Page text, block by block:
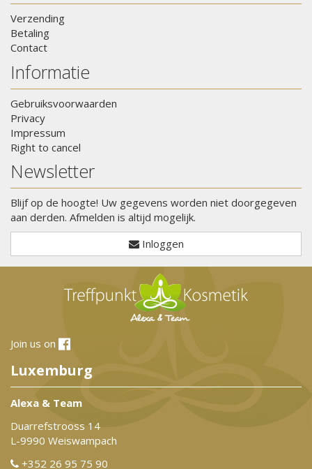
Verzending
Betaling
Contact
Informatie
Gebruiksvoorwaarden
Privacy
Impressum
Right to cancel
Newsletter
Blijf op de hoogte! Uw gegevens worden niet doorgegeven
aan derden. Afmelden is altijd mogelijk.
Inloggen
Join us on
Luxemburg
Alexa & Team
Duarrefstrooss 14
L-9990 Weiswampach
+352 26 95 75 90